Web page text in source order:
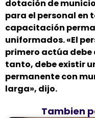
dotación de
para el personal en
capacitación
uniformados. «El
primero actúa
tanto, debe existir
permanente con
larga», dijo.
Tambien